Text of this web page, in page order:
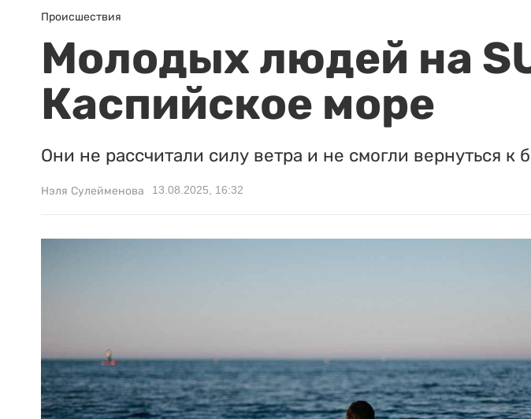
Происшествия
Молодых людей на
Каспийское море
Они не рассчитали силу ветра и не смогли вернуться к
Нэля Сулейменова 13.08.2025, 16:32